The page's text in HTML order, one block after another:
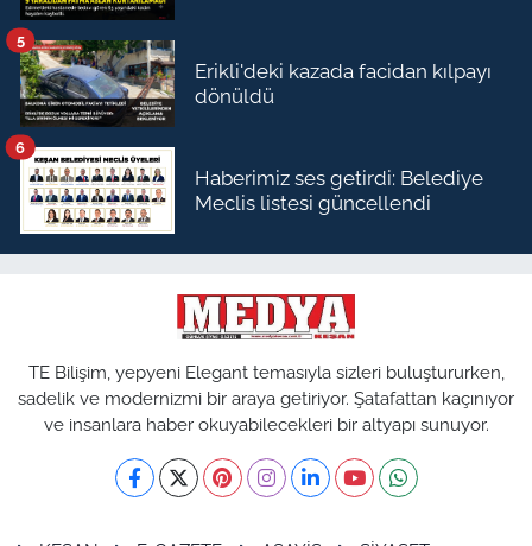
Erikli'deki kazada facidan kılpayı
dönüldü
5
Haberimiz ses getirdi: Belediye
Meclis listesi güncellendi
6
TE Bilişim, yepyeni Elegant temasıyla sizleri buluştururken,
sadelik ve modernizmi bir araya getiriyor. Şatafattan kaçınıyor
ve insanlara haber okuyabilecekleri bir altyapı sunuyor.